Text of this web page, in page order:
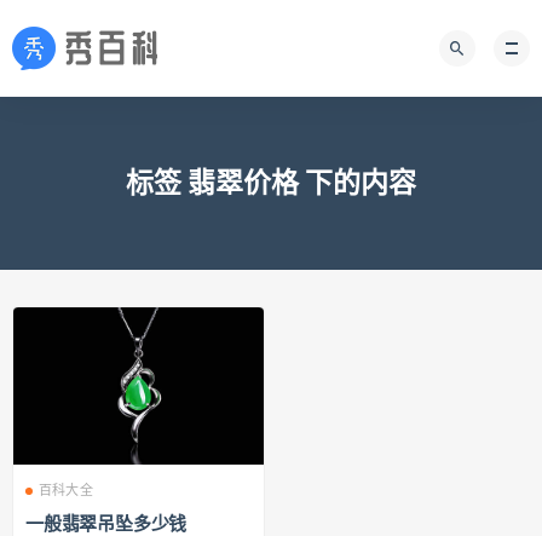
标签 翡翠价格 下的内容
百科大全
一般翡翠吊坠多少钱